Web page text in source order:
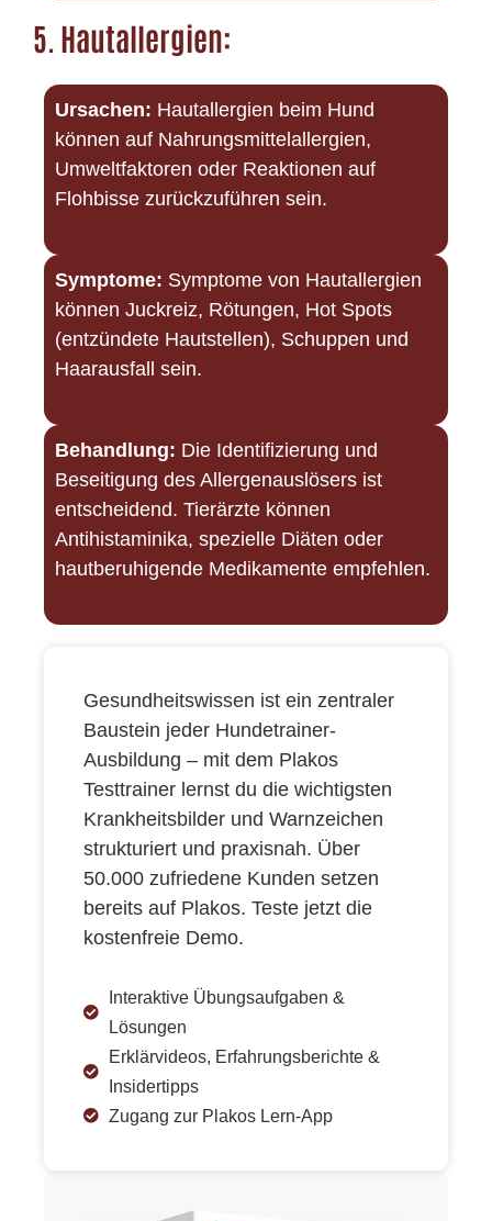
5. Hautallergien:
Ursachen: Hautallergien beim Hund
können auf Nahrungsmittelallergien,
Umweltfaktoren oder Reaktionen auf
Flohbisse zurückzuführen sein.
Symptome: Symptome von Hautallergien
können Juckreiz, Rötungen, Hot Spots
(entzündete Hautstellen), Schuppen und
Haarausfall sein.
Behandlung: Die Identifizierung und
Beseitigung des Allergenauslösers ist
entscheidend. Tierärzte können
Antihistaminika, spezielle Diäten oder
hautberuhigende Medikamente empfehlen.
Gesundheitswissen ist ein zentraler
Baustein jeder Hundetrainer-
Ausbildung – mit dem Plakos
Testtrainer lernst du die wichtigsten
Krankheitsbilder und Warnzeichen
strukturiert und praxisnah. Über
50.000 zufriedene Kunden setzen
bereits auf Plakos. Teste jetzt die
kostenfreie Demo.
Interaktive Übungsaufgaben &
Lösungen
Erklärvideos, Erfahrungsberichte &
Insidertipps
Zugang zur Plakos Lern-App